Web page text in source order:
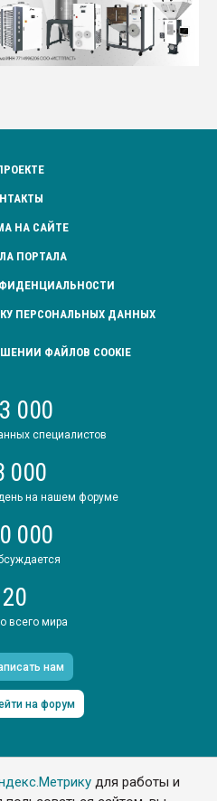
для работы и
НА САЙТЕ
ПОРТАЛА
ПЕРСОНАЛЬНЫХ ДАННЫХ
ФАЙЛОВ COOKIE
000
специалистов
000
на нашем форуме
000
20
всего мира
нам
на форум
Все права защищены